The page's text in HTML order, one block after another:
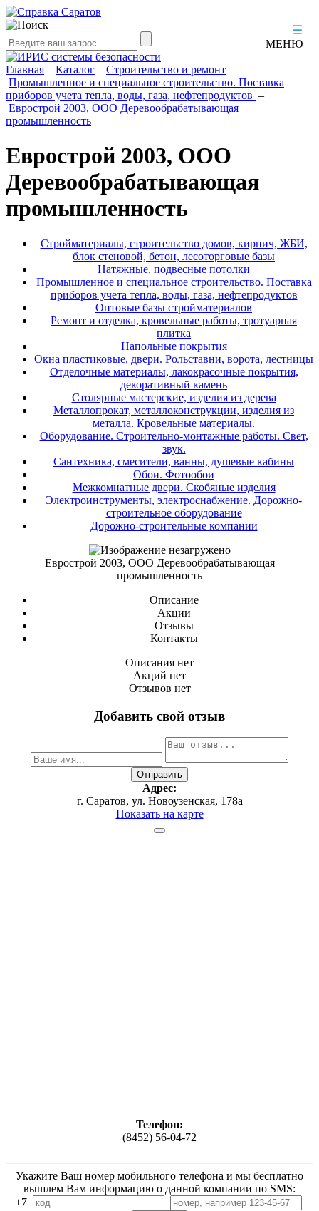
☰
МЕНЮ
Главная – Каталог – Строительство и ремонт –
Промышленное и специальное строительство. Поставка
приборов учета тепла, воды, газа, нефтепродуктов –
Еврострой 2003, ООО Деревообрабатывающая
промышленность
Еврострой 2003, ООО
Деревообрабатывающая
промышленность
Стройматериалы, строительство домов, кирпич, ЖБИ,
блок стеновой, бетон, лесоторговые базы
Натяжные, подвесные потолки
Промышленное и специальное строительство. Поставка
приборов учета тепла, воды, газа, нефтепродуктов
Оптовые базы стройматериалов
Ремонт и отделка, кровельные работы, тротуарная
плитка
Напольные покрытия
Окна пластиковые, двери. Рольставни, ворота, лестницы
Отделочные материалы, лакокрасочные покрытия,
декоративный камень
Столярные мастерские, изделия из дерева
Металлопрокат, металлоконструкции, изделия из
металла. Кровельные материалы.
Оборудование. Строительно-монтажные работы. Свет,
звук.
Сантехника, смесители, ванны, душевые кабины
Обои. Фотообои
Межкомнатные двери. Скобяные изделия
Электроинструменты, электроснабжение. Дорожно-
строительное оборудование
Дорожно-строительные компании
Еврострой 2003, ООО Деревообрабатывающая
промышленность
Описание
Акции
Отзывы
Контакты
Описания нет
Акций нет
Отзывов нет
Добавить свой отзыв
Адрес:
г. Саратов, ул. Новоузенская, 178а
Показать на карте
Телефон:
(8452) 56-04-72
Укажите Ваш номер мобильного телефона и мы бесплатно
вышлем Вам информацию о данной компании по SMS:
+7